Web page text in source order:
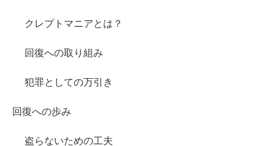
クレプトマニアとは？
回復への取り組み
犯罪としての万引き
回復への歩み
盗らないための工夫